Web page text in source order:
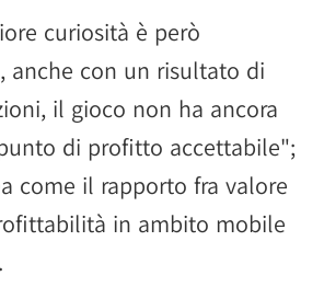
curiosità è però
anche con un risultato di
il gioco non ha ancora
di profitto accettabile";
come il rapporto fra valore
in ambito mobile